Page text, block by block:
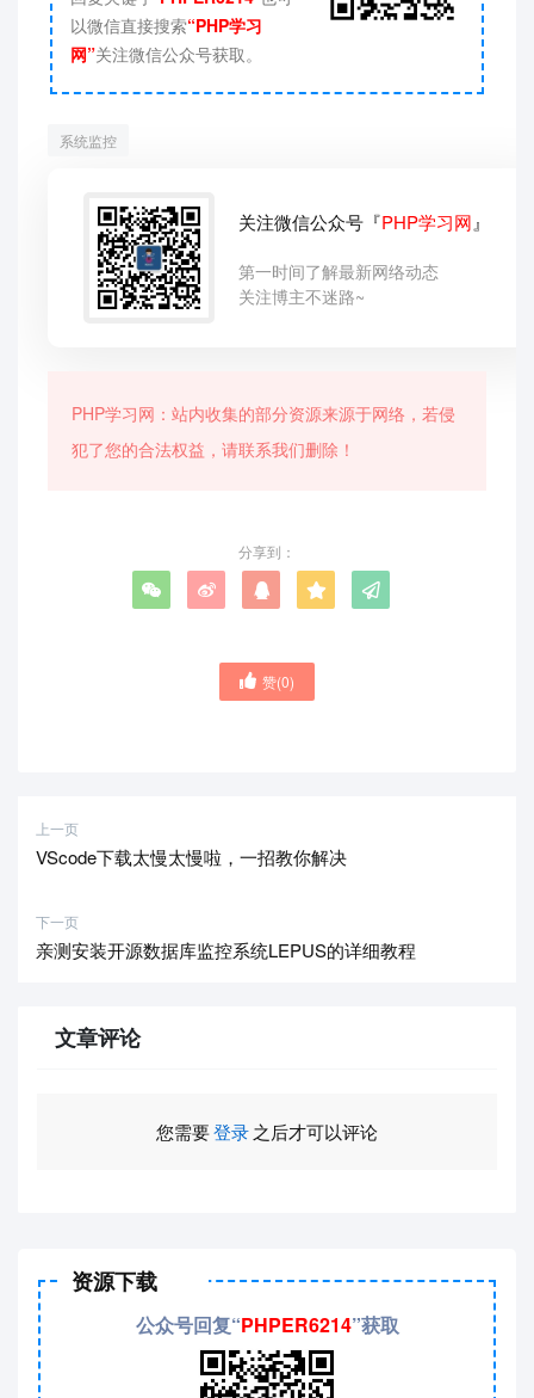
以微信直接搜索“PHP学习
网”关注微信公众号获取。
系统监控
关注微信公众号『PHP学习网 』
第一时间了解最新网络动态
关注博主不迷路~
PHP学习网：站内收集的部分资源来源于网络，若侵
犯了您的合法权益，请联系我们删除！
分享到：
赞(0)
上一页
VScode下载太慢太慢啦，一招教你解决
下一页
亲测安装开源数据库监控系统LEPUS的详细教程
文章评论
您需要登录之后才可以评论
资源下载
公众号回复“PHPER6214”获取